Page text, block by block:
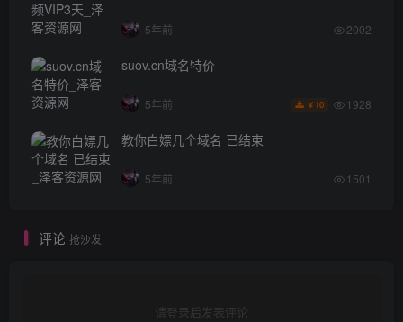
5年前 2002
suov.cn域名特价
5年前 ￥ 10 1928
教你白嫖几个域名 已结束
5年前 1501
评论 抢沙发
请登录后发表评论